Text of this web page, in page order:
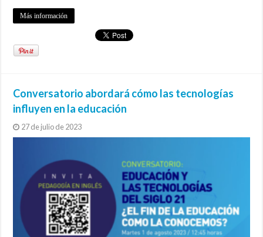
Más información
Conversatorio abordará cómo las tecnologías
influyen en la educación
27 de julio de 2023